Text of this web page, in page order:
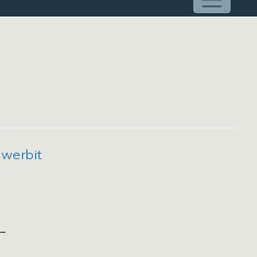
werbit